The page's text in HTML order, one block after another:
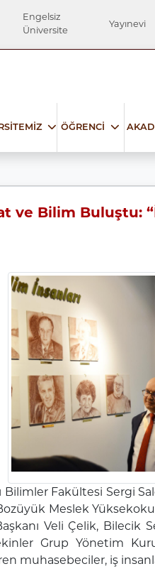
Engelsiz
Üniversite
Yayınevi
ÖĞRENCİ
ve Bilim Buluştu:
Fakültesi Sergi
Meslek
Veli Çelik, Bilecik
Grup Yönetim
muhasebeciler, iş